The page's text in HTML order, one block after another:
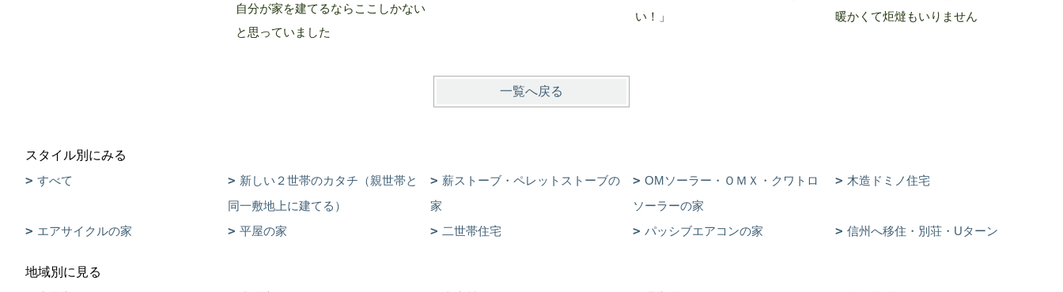
自分が家を建てるならここしかない
と思っていました
い！」
暖かくて炬燵もいりません
一覧へ戻る
スタイル別にみる
すべて
新しい２世帯のカタチ（親世帯と
同一敷地上に建てる）
薪ストーブ・ペレットストーブの
家
OMソーラー・ＯＭＸ・クワトロ
ソーラーの家
木造ドミノ住宅
エアサイクルの家 平屋の家 二世帯住宅 パッシブエアコンの家 信州へ移住・別荘・Uターン
地域別に見る